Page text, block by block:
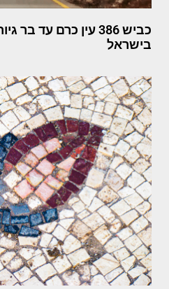
כביש 386 עין כרם עד
בישראל